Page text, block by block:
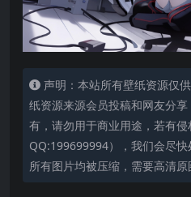
声明：本站所有壁纸资源仅
纸资源来源会员投稿和网友分
有，请勿用于商业用途，若有
QQ:199699994），我们会尽
所有图片均被压缩，需要高清原